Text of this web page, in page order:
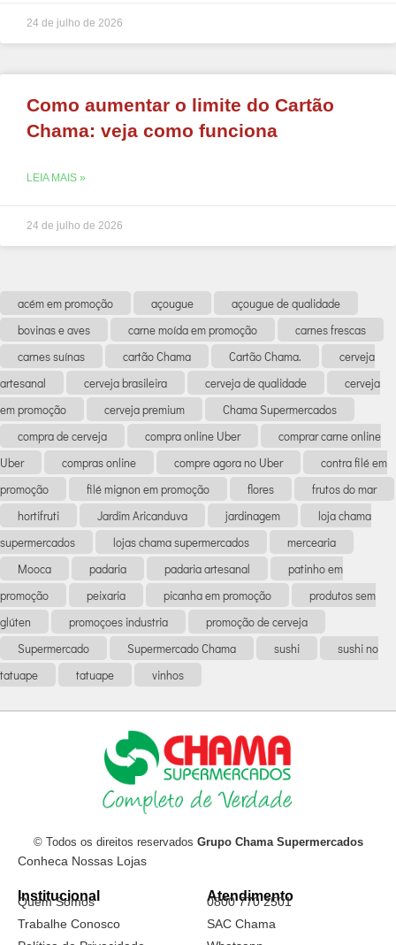
24 de julho de 2026
Como aumentar o limite do Cartão
Chama: veja como funciona
LEIA MAIS »
24 de julho de 2026
acém em promoção açougue
açougue de qualidade
bovinas e aves
carne moída em promoção
carnes frescas
carnes suínas
cartão Chama Cartão Chama.
cerveja
artesanal
cerveja brasileira cerveja de qualidade
cerveja
em promoção
cerveja premium
Chama Supermercados
compra de cerveja
compra online Uber
comprar carne online
Uber
compras online compre agora no Uber
contra filé em
promoção
filé mignon em promoção flores
frutos do mar
hortifruti
Jardim Aricanduva jardinagem
loja chama
supermercados
lojas chama supermercados
mercearia
Mooca
padaria padaria artesanal
patinho em
promoção
peixaria picanha em promoção
produtos sem
glúten
promoçoes industria
promoção de cerveja
Supermercado
Supermercado Chama sushi
sushi no
tatuape
tatuape vinhos
© Todos os direitos reservados Grupo Chama Supermercados
Conheca Nossas Lojas
Institucional
Quem Somos
Trabalhe Conosco
Atendimento
0800 770 2501
SAC Chama